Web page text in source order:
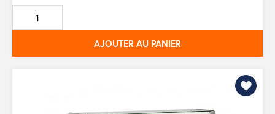
de
base
AJOUTER AU PANIER